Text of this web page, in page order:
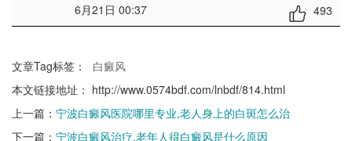
6月21日 00:37
493
文章Tag标签：
白癜风
本文链接地址： http://www.0574bdf.com/lnbdf/814.html
上一篇： 宁波白癜风医院哪里专业,老人身上的白斑怎么治
下一篇： 宁波白癜风治疗,老年人得白癜风是什么原因